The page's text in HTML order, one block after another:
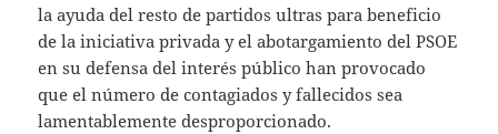
la ayuda del resto de partidos ultras para beneficio
de la iniciativa privada y el abotargamiento del PSOE
en su defensa del interés público han provocado
que el número de contagiados y fallecidos sea
lamentablemente desproporcionado.